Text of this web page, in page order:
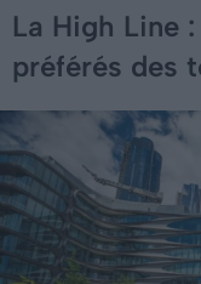
La High Line
préférés des